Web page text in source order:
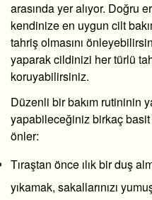
arasında yer alıyor. Doğru
kendinize en uygun cilt
tahriş olmasını
yaparak cildinizi her türlü
koruyabilirsiniz.
Düzenli bir bakım rutininin
yapabileceğiniz birkaç
önler:
Tıraştan önce ılık bir duş
yıkamak, sakallarınızı